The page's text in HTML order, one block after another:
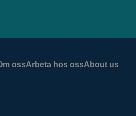
ossArbeta hos ossAbout us